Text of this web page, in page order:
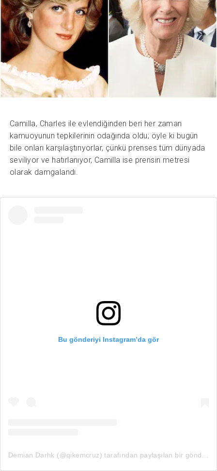
Camilla, Charles ile evlendiğinden beri her zaman
kamuoyunun tepkilerinin odağında oldu; öyle ki bugün
bile onları karşılaştırıyorlar, çünkü prenses tüm dünyada
seviliyor ve hatırlanıyor, Camilla ise prensin metresi
olarak damgalandı.
Bu gönderiyi Instagram’da gör